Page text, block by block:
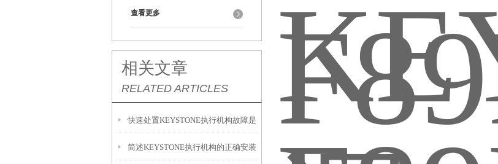
查看更多
相关文章
RELATED ARTICLES
快速处置KEYSTONE执行机构故障是
保障系统连续稳定的核心
简述KEYSTONE执行机构的正确安装